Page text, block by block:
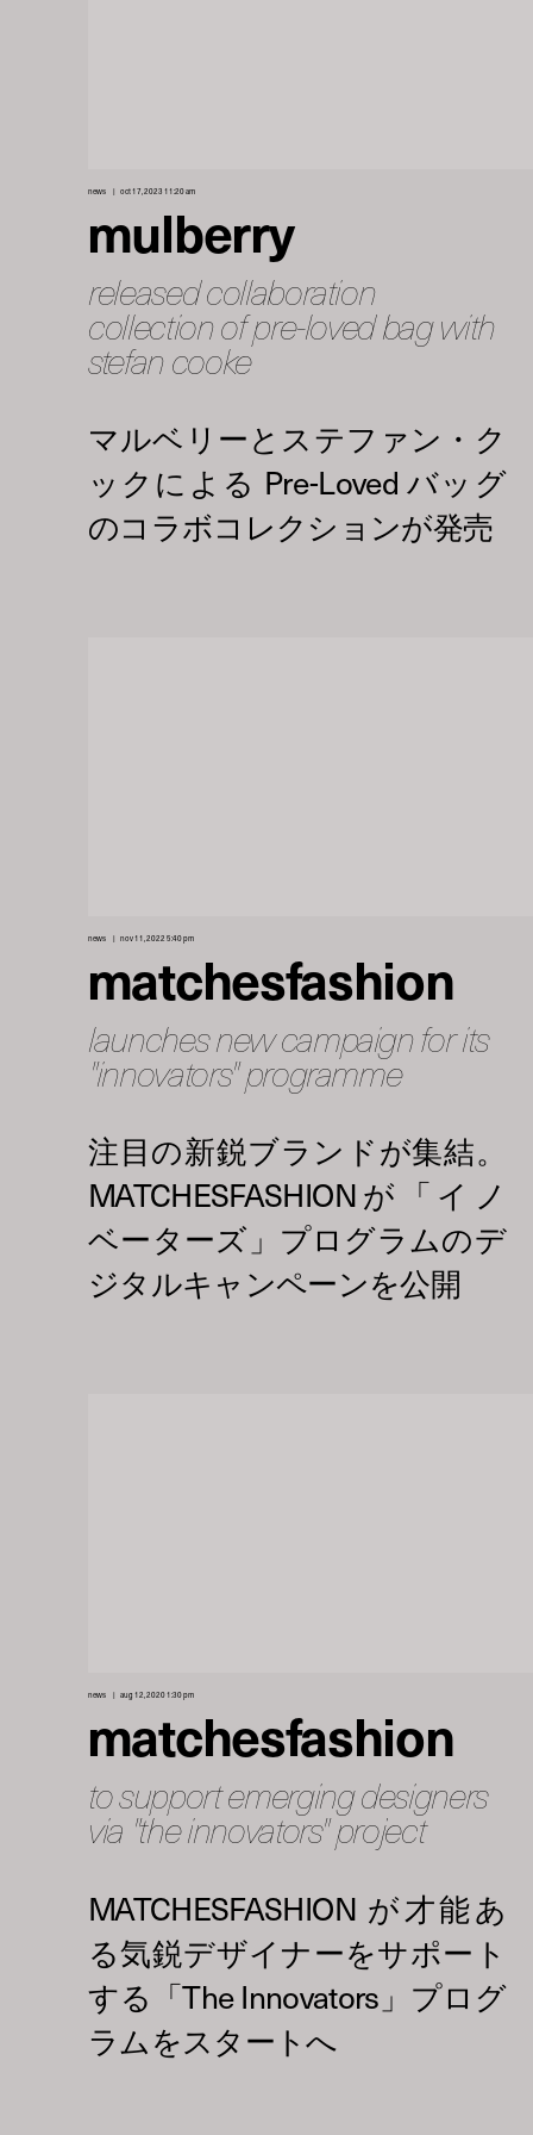
news oct 17, 2023 11:20 am
mulberry
released collaboration
collection of pre-loved bag with
stefan cooke
news nov 11, 2022 5:40 pm
matchesfashion
launches new campaign for its
"innovators" programme
news aug 12, 2020 1:30 pm
matchesfashion
to support emerging designers
via "the innovators" project